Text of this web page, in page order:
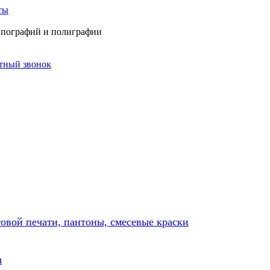
и полиграфии
звонок
печати, пантоны, смесевые краски